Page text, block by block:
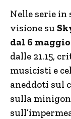
Nelle serie in
visione su
dal 6 maggio
dalle 21.15,
musicisti e
aneddoti sul
sulla